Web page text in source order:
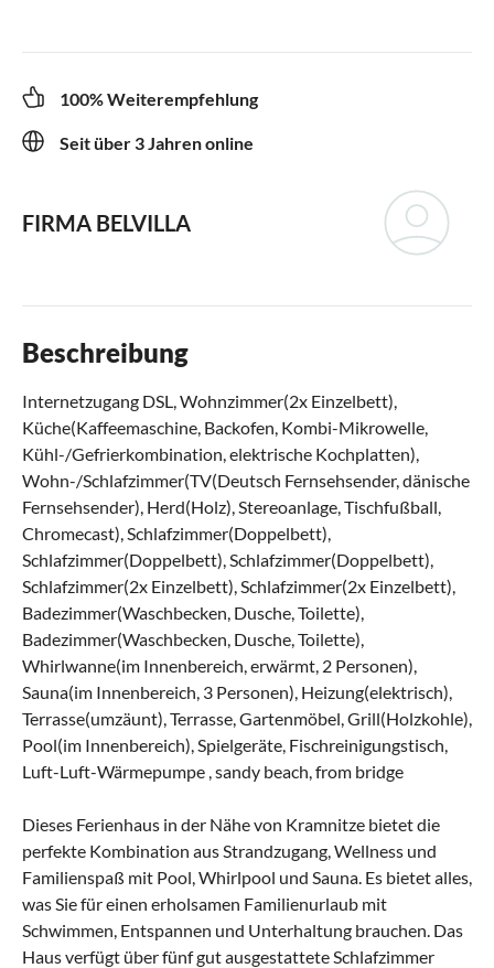
100% Weiterempfehlung
Seit über 3 Jahren online
FIRMA BELVILLA
Beschreibung
Internetzugang DSL, Wohnzimmer(2x Einzelbett),
Küche(Kaffeemaschine, Backofen, Kombi-Mikrowelle,
Kühl-/Gefrierkombination, elektrische Kochplatten),
Wohn-/Schlafzimmer(TV(Deutsch Fernsehsender, dänische
Fernsehsender), Herd(Holz), Stereoanlage, Tischfußball,
Chromecast), Schlafzimmer(Doppelbett),
Schlafzimmer(Doppelbett), Schlafzimmer(Doppelbett),
Schlafzimmer(2x Einzelbett), Schlafzimmer(2x Einzelbett),
Badezimmer(Waschbecken, Dusche, Toilette),
Badezimmer(Waschbecken, Dusche, Toilette),
Whirlwanne(im Innenbereich, erwärmt, 2 Personen),
Sauna(im Innenbereich, 3 Personen), Heizung(elektrisch),
Terrasse(umzäunt), Terrasse, Gartenmöbel, Grill(Holzkohle),
Pool(im Innenbereich), Spielgeräte, Fischreinigungstisch,
Luft-Luft-Wärmepumpe , sandy beach, from bridge
Dieses Ferienhaus in der Nähe von Kramnitze bietet die
perfekte Kombination aus Strandzugang, Wellness und
Familienspaß mit Pool, Whirlpool und Sauna. Es bietet alles,
was Sie für einen erholsamen Familienurlaub mit
Schwimmen, Entspannen und Unterhaltung brauchen. Das
Haus verfügt über fünf gut ausgestattete Schlafzimmer